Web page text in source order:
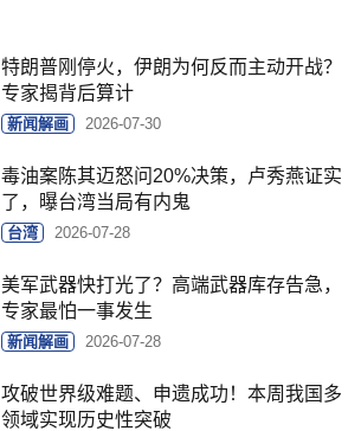
特朗普刚停火，伊朗为何反而主动开战？
专家揭背后算计
新闻解画 2026-07-30
毒油案陈其迈怒问20%决策，卢秀燕证实
了，曝台湾当局有内鬼
台湾 2026-07-28
美军武器快打光了？高端武器库存告急，
专家最怕一事发生
新闻解画 2026-07-28
攻破世界级难题、申遗成功！本周我国多
领域实现历史性突破